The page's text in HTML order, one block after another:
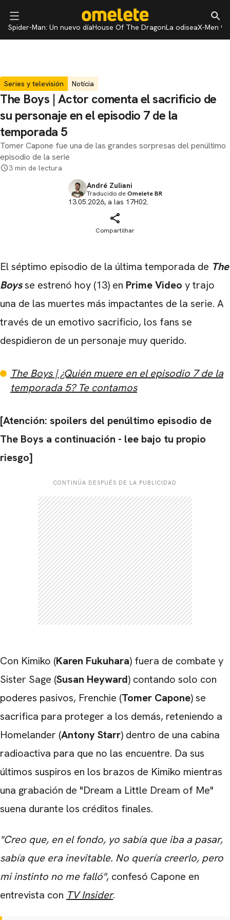
Spider-Man: Un nuevo díaHouse Of The DragonLa odiseaX-Men 97
Series y televisión Notícia
The Boys | Actor comenta el sacrificio de
su personaje en el episodio 7 de la
temporada 5
Tomer Capone fue una de las grandes sorpresas del penúltimo
episodio de la serie
3 min de lectura
André Zuliani
Traducido deOmelete BR
13.05.2026, a las 17H02.
Compartilhar
El séptimo episodio de la última temporada de The
Boysse estrenó hoy (13) en Prime Video y trajo
una de las muertes más impactantes de la serie. A
través de un emotivo sacrificio, los fans se
despidieron de un personaje muy querido.
The Boys | ¿Quién muere en el episodio 7 de la
temporada 5? Te contamos
[Atención: spoilers del penúltimo episodio de
The Boys a continuación - lee bajo tu propio
riesgo]
CONTINÚA DESPUÉS DE LA PUBLICIDAD
Con Kimiko (Karen Fukuhara) fuera de combate y
Sister Sage (Susan Heyward) contando solo con
poderes pasivos, Frenchie (Tomer Capone) se
sacrifica para proteger a los demás, reteniendo a
Homelander (Antony Starr) dentro de una cabina
radioactiva para que no las encuentre. Da sus
últimos suspiros en los brazos de Kimiko mientras
una grabación de "Dream a Little Dream of Me"
suena durante los créditos finales.
"Creo que, en el fondo, yo sabía que iba a pasar,
sabía que era inevitable. No quería creerlo, pero
mi instinto no me falló", confesó Capone en
entrevista con TV Insider.